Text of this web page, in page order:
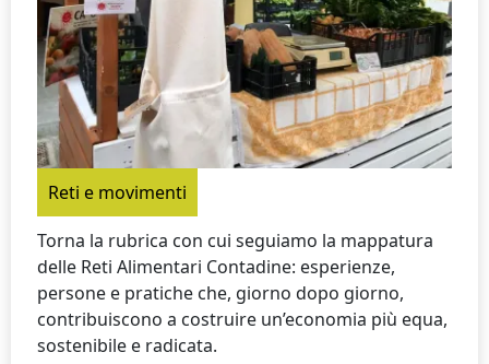
Reti e movimenti
Torna la rubrica con cui seguiamo la mappatura
delle Reti Alimentari Contadine: esperienze,
persone e pratiche che, giorno dopo giorno,
contribuiscono a costruire un’economia più equa,
sostenibile e radicata.